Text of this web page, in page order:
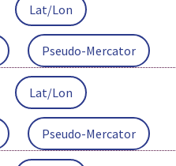
Lat/Lon
Pseudo-Mercator
Lat/Lon
Pseudo-Mercator